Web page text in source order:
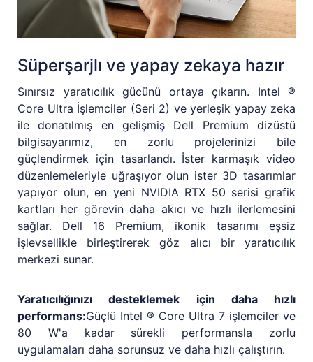
Süperşarjlı ve yapay zekaya hazır
Sınırsız yaratıcılık gücünü ortaya çıkarın. Intel ®
Core Ultra İşlemciler (Seri 2) ve yerleşik yapay zeka
ile donatılmış en gelişmiş Dell Premium dizüstü
bilgisayarımız, en zorlu projelerinizi bile
güçlendirmek için tasarlandı. İster karmaşık video
düzenlemeleriyle uğraşıyor olun ister 3D tasarımlar
yapıyor olun, en yeni NVIDIA RTX 50 serisi grafik
kartları her görevin daha akıcı ve hızlı ilerlemesini
sağlar. Dell 16 Premium, ikonik tasarımı eşsiz
işlevsellikle birleştirerek göz alıcı bir yaratıcılık
merkezi sunar.
Yaratıcılığınızı desteklemek için daha hızlı
performans:Güçlü Intel ® Core Ultra 7 işlemciler ve
80 W'a kadar sürekli performansla zorlu
uygulamaları daha sorunsuz ve daha hızlı çalıştırın.